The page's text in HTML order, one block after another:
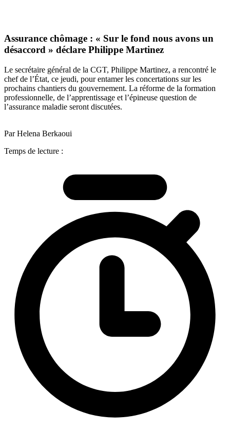
Assurance chômage : « Sur le fond nous avons un
désaccord » déclare Philippe Martinez
Le secrétaire général de la CGT, Philippe Martinez, a rencontré le
chef de l’État, ce jeudi, pour entamer les concertations sur les
prochains chantiers du gouvernement. La réforme de la formation
professionnelle, de l’apprentissage et l’épineuse question de
l’assurance maladie seront discutées.
Par Helena Berkaoui
Temps de lecture :